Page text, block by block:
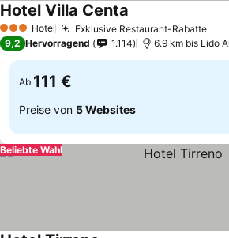
3 SterneHotel Exklusive Restaurant-Rabatte
Hotel Villa Centa
9,2 Hervorragend 1.114 6.9 km bis Lido
Ab 111 €
Preise von 5 Websites
Beliebte Wahl